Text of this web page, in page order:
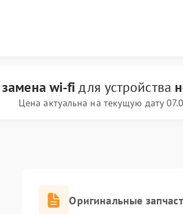
замена wi-fiдля устройства
Цена актуальна на текущую дату
Оригинальные